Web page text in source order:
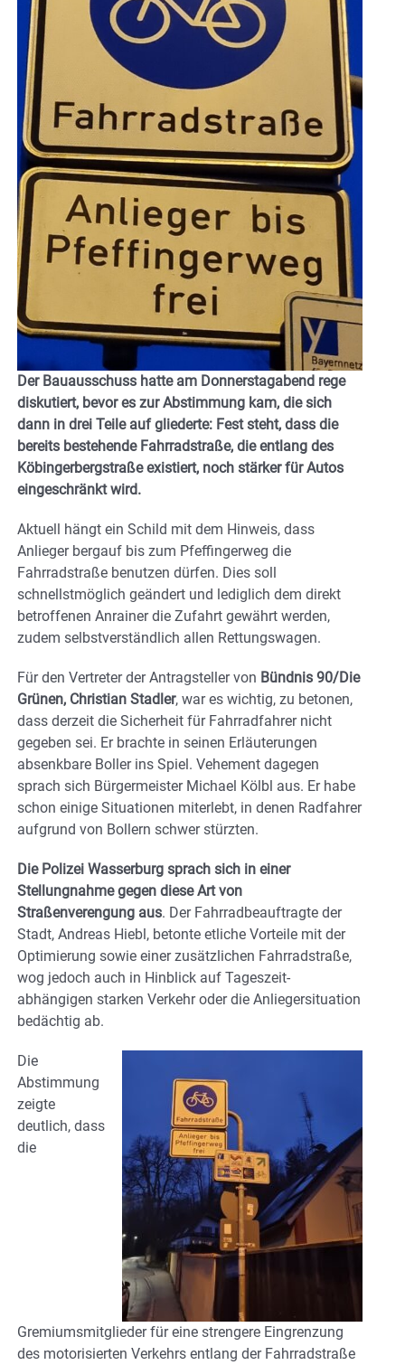
Der Bauausschuss hatte am Donnerstagabend rege
diskutiert, bevor es zur Abstimmung kam, die sich
dann in drei Teile auf gliederte: Fest steht, dass die
bereits bestehende Fahrradstraße, die entlang des
Köbingerbergstraße existiert, noch stärker für Autos
eingeschränkt wird.
Aktuell hängt ein Schild mit dem Hinweis, dass
Anlieger bergauf bis zum Pfeffingerweg die
Fahrradstraße benutzen dürfen. Dies soll
schnellstmöglich geändert und lediglich dem direkt
betroffenen Anrainer die Zufahrt gewährt werden,
zudem selbstverständlich allen Rettungswagen.
Für den Vertreter der Antragsteller von Bündnis 90/Die
Grünen, Christian Stadler, war es wichtig, zu betonen,
dass derzeit die Sicherheit für Fahrradfahrer nicht
gegeben sei. Er brachte in seinen Erläuterungen
absenkbare Boller ins Spiel. Vehement dagegen
sprach sich Bürgermeister Michael Kölbl aus. Er habe
schon einige Situationen miterlebt, in denen Radfahrer
aufgrund von Bollern schwer stürzten.
Die Polizei Wasserburg sprach sich in einer
Stellungnahme gegen diese Art von
Straßenverengung aus. Der Fahrradbeauftragte der
Stadt, Andreas Hiebl, betonte etliche Vorteile mit der
Optimierung sowie einer zusätzlichen Fahrradstraße,
wog jedoch auch in Hinblick auf Tageszeit-
abhängigen starken Verkehr oder die Anliegersituation
bedächtig ab.
Die
Abstimmung
zeigte
deutlich, dass
die
Gremiumsmitglieder für eine strengere Eingrenzung
des motorisierten Verkehrs entlang der Fahrradstraße